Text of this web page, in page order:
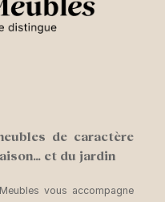
de caractère
et du jardin
vous accompagne